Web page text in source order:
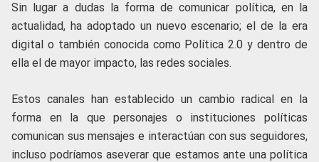
Sin lugar a dudas la forma de comunicar política, en la
actualidad, ha adoptado un nuevo escenario; el de la era
digital o también conocida como Política 2.0 y dentro de
ella el de mayor impacto, las redes sociales.
Estos canales han establecido un cambio radical en la
forma en la que personajes o instituciones políticas
comunican sus mensajes e interactúan con sus seguidores,
incluso podríamos aseverar que estamos ante una política